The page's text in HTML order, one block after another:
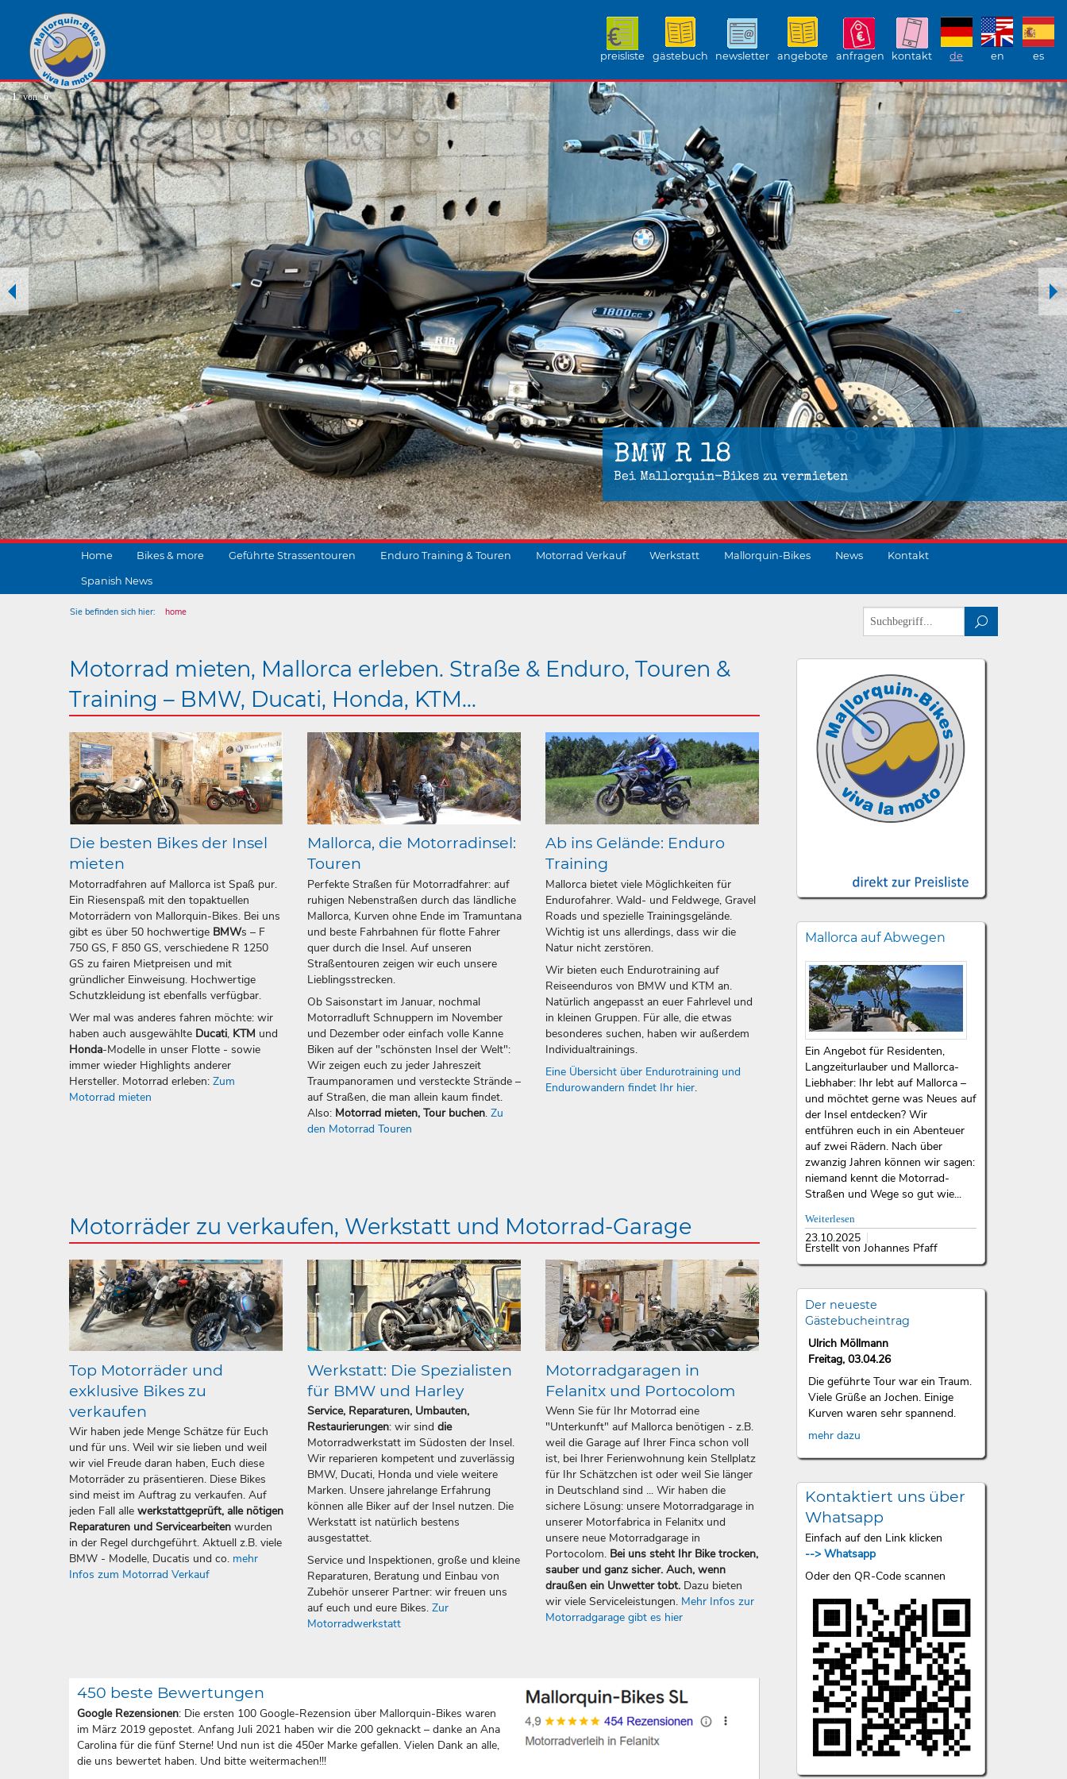
preisliste gästebuch newsletter angebote anfragen kontakt de en es
BMW R 18
Bei Mallorquin-Bikes zu vermieten
1 von 6
Home Bikes & more Geführte Strassentouren Enduro Training & Touren Motorrad Verkauf Werkstatt Mallorquin-Bikes News Kontakt
Spanish News
Sie befinden sich hier:
home
Mallorca auf Abwegen
Ein Angebot für Residenten,
Langzeiturlauber und Mallorca-
Liebhaber: Ihr lebt auf Mallorca –
und möchtet gerne was Neues auf
der Insel entdecken? Wir
entführen euch in ein Abenteuer
auf zwei Rädern. Nach über
zwanzig Jahren können wir sagen:
niemand kennt die Motorrad-
Straßen und Wege so gut wie...
Weiterlesen
23.10.2025
Erstellt von Johannes Pfaff
Der neueste
Gästebucheintrag
Ulrich Möllmann
Freitag, 03.04.26
Die geführte Tour war ein Traum.
Viele Grüße an Jochen. Einige
Kurven waren sehr spannend.
mehr dazu
Kontaktiert uns über
Whatsapp
Einfach auf den Link klicken
--> Whatsapp
Oder den QR-Code scannen
Motorrad mieten, Mallorca erleben. Straße & Enduro, Touren &
Training – BMW, Ducati, Honda, KTM...
Die besten Bikes der Insel
mieten
Motorradfahren auf Mallorca ist Spaß pur.
Ein Riesenspaß mit den topaktuellen
Motorrädern von Mallorquin-Bikes. Bei uns
gibt es über 50 hochwertige BMWs – F
750 GS, F 850 GS, verschiedene R 1250
GS zu fairen Mietpreisen und mit
gründlicher Einweisung. Hochwertige
Schutzkleidung ist ebenfalls verfügbar.
Wer mal was anderes fahren möchte: wir
haben auch ausgewählte Ducati, KTM und
Honda-Modelle in unser Flotte - sowie
immer wieder Highlights anderer
Hersteller. Motorrad erleben: Zum
Motorrad mieten
Mallorca, die Motorradinsel:
Touren
Perfekte Straßen für Motorradfahrer: auf
ruhigen Nebenstraßen durch das ländliche
Mallorca, Kurven ohne Ende im Tramuntana
und beste Fahrbahnen für flotte Fahrer
quer durch die Insel. Auf unseren
Straßentouren zeigen wir euch unsere
Lieblingsstrecken.
Ob Saisonstart im Januar, nochmal
Motorradluft Schnuppern im November
und Dezember oder einfach volle Kanne
Biken auf der "schönsten Insel der Welt":
Wir zeigen euch zu jeder Jahreszeit
Traumpanoramen und versteckte Strände –
auf Straßen, die man allein kaum findet.
Also: Motorrad mieten, Tour buchen.Zu
den Motorrad Touren
Ab ins Gelände: Enduro
Training
Mallorca bietet viele Möglichkeiten für
Endurofahrer. Wald- und Feldwege, Gravel
Roads und spezielle Trainingsgelände.
Wichtig ist uns allerdings, dass wir die
Natur nicht zerstören.
Wir bieten euch Endurotraining auf
Reiseenduros von BMW und KTM an.
Natürlich angepasst an euer Fahrlevel und
in kleinen Gruppen. Für alle, die etwas
besonderes suchen, haben wir außerdem
Individualtrainings.
Eine Übersicht über Endurotraining und
Endurowandern findet Ihr hier.
Motorräder zu verkaufen, Werkstatt und Motorrad-Garage
Top Motorräder und
exklusive Bikes zu
verkaufen
Wir haben jede Menge Schätze für Euch
und für uns. Weil wir sie lieben und weil
wir viel Freude daran haben, Euch diese
Motorräder zu präsentieren. Diese Bikes
sind meist im Auftrag zu verkaufen. Auf
jeden Fall alle werkstattgeprüft, alle nötigen
Reparaturen und Servicearbeiten wurden
in der Regel durchgeführt. Aktuell z.B. viele
BMW - Modelle, Ducatis und co. mehr
Infos zum Motorrad Verkauf
Werkstatt: Die Spezialisten
für BMW und Harley
Service, Reparaturen, Umbauten,
Restaurierungen: wir sinddie
Motorradwerkstatt im Südosten der Insel.
Wir reparieren kompetent und zuverlässig
BMW, Ducati, Honda und viele weitere
Marken. Unsere jahrelange Erfahrung
können alle Biker auf der Insel nutzen. Die
Werkstatt ist natürlich bestens
ausgestattet.
Service und Inspektionen, große und kleine
Reparaturen, Beratung und Einbau von
Zubehör unserer Partner: wir freuen uns
auf euch und eure Bikes.Zur
Motorradwerkstatt
Motorradgaragen in
Felanitx und Portocolom
Wenn Sie für Ihr Motorrad eine
"Unterkunft" auf Mallorca benötigen - z.B.
weil die Garage auf Ihrer Finca schon voll
ist, bei Ihrer Ferienwohnung kein Stellplatz
für Ihr Schätzchen ist oder weil Sie länger
in Deutschland sind ... Wir haben die
sichere Lösung: unsere Motorradgarage in
unserer Motorfabrica in Felanitx und
unsere neue Motorradgarage in
Portocolom. Bei uns steht Ihr Bike trocken,
sauber und ganz sicher. Auch, wenn
draußen ein Unwetter tobt. Dazu bieten
wir viele Serviceleistungen. Mehr Infos zur
Motorradgarage gibt es hier
450 beste Bewertungen
Google Rezensionen: Die ersten 100 Google-Rezension über Mallorquin-Bikes waren
im März 2019 gepostet. Anfang Juli 2021 haben wir die 200 geknackt – danke an Ana
Carolina für die fünf Sterne! Und nun ist die 450er Marke gefallen. Vielen Dank an alle,
die uns bewertet haben. Und bitte weitermachen!!!